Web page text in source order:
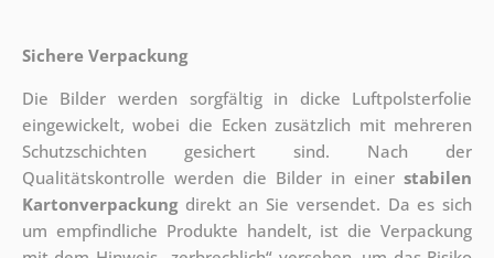
Sichere Verpackung
Die Bilder werden sorgfältig in dicke Luftpolsterfolie
eingewickelt, wobei die Ecken zusätzlich mit mehreren
Schutzschichten gesichert sind. Nach der
Qualitätskontrolle werden die Bilder in einerstabilen
Kartonverpackungdirekt an Sie versendet. Da es sich
um empfindliche Produkte handelt, ist die Verpackung